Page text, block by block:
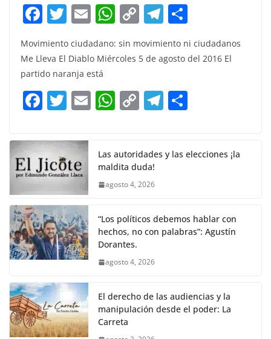
F
a
c
e
b
o
k
T
w
itt
er
E
m
ai
l
W
h
at
A
p
C
p
Li
n
T
e
gr
a
m
h
ar
Movimiento ciudadano: sin movimiento ni ciudadanos
Me Lleva El Diablo Miércoles 5 de agosto del 2016 El
partido naranja está
F
c
e
b
o
o
k
T
itt
er
E W
s
A
p
C
y
Li
k
T
gr e
Las autoridades y las elecciones ¡la
maldita duda!
agosto 4, 2026
“Los políticos debemos hablar con
hechos, no con palabras”: Agustín
Dorantes.
agosto 4, 2026
El derecho de las audiencias y la
manipulación desde el poder: La
Carreta